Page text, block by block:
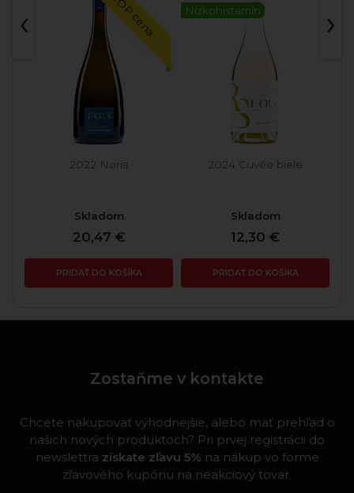
TOP cena
2022 Noria
Skladom
20,47 €
PRIDAŤ DO KOŠÍKA
Nízkohistamín
2024 Cuvée biele
Skladom
12,30 €
PRIDAŤ DO KOŠÍKA
‹ ›
Zostaňme v kontakte
Chcete nakupovať výhodnejšie, alebo mať prehľad o
našich nových produktoch? Pri prvej registrácii do
newslettra získate zľavu 5% na nákup vo forme
zľavového kupónu na neakciový tovar.